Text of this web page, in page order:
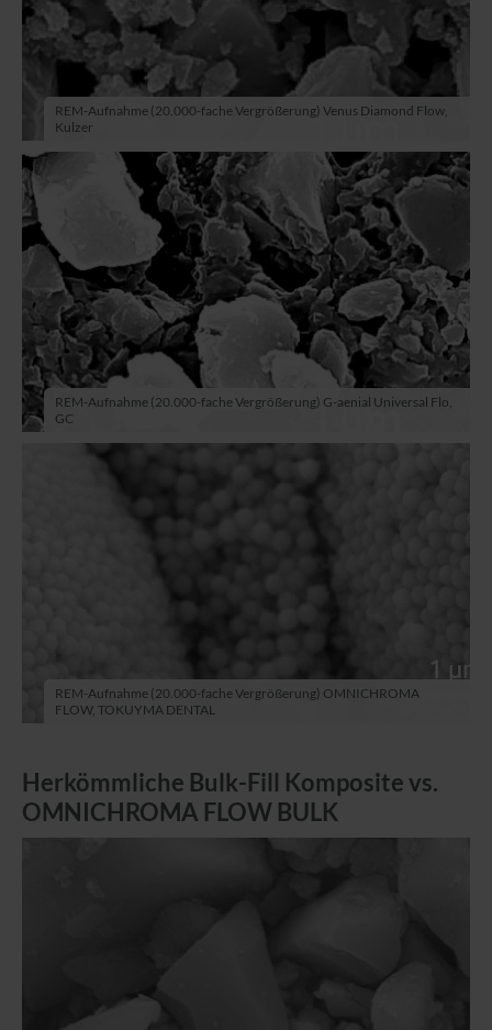
REM-Aufnahme (20.000-fache Vergrößerung) Venus Diamond Flow,
Kulzer
REM-Aufnahme (20.000-fache Vergrößerung) G-aenial Universal Flo,
GC
REM-Aufnahme (20.000-fache Vergrößerung) OMNICHROMA
FLOW, TOKUYMA DENTAL
Herkömmliche Bulk-Fill Komposite vs.
OMNICHROMA FLOW BULK